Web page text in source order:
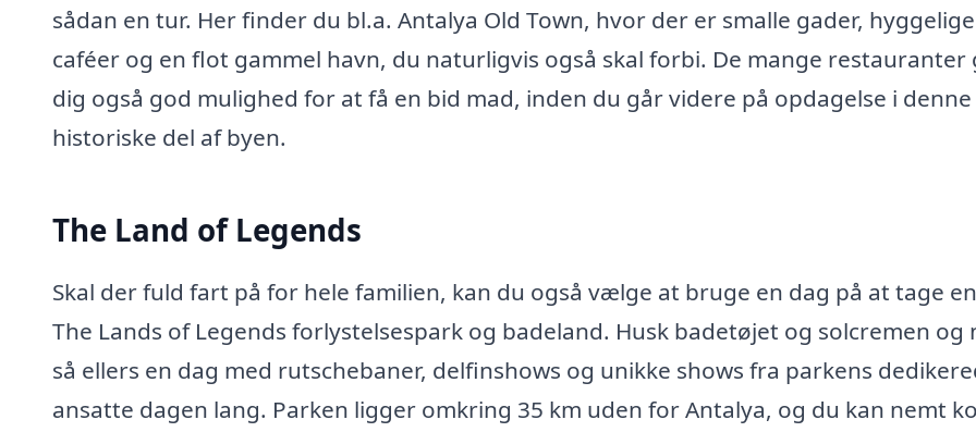
sådan en tur. Her finder du bl.a. Antalya Old Town, hvor der er smalle gader, hyggelige
caféer og en flot gammel havn, du naturligvis også skal forbi. De mange restauranter
dig også god mulighed for at få en bid mad, inden du går videre på opdagelse i denne
historiske del af byen.
The Land of Legends
Skal der fuld fart på for hele familien, kan du også vælge at bruge en dag på at tage
The Lands of Legends forlystelsespark og badeland. Husk badetøjet og solcremen og
så ellers en dag med rutschebaner, delfinshows og unikke shows fra parkens
ansatte dagen lang. Parken ligger omkring 35 km uden for Antalya, og du kan nemt